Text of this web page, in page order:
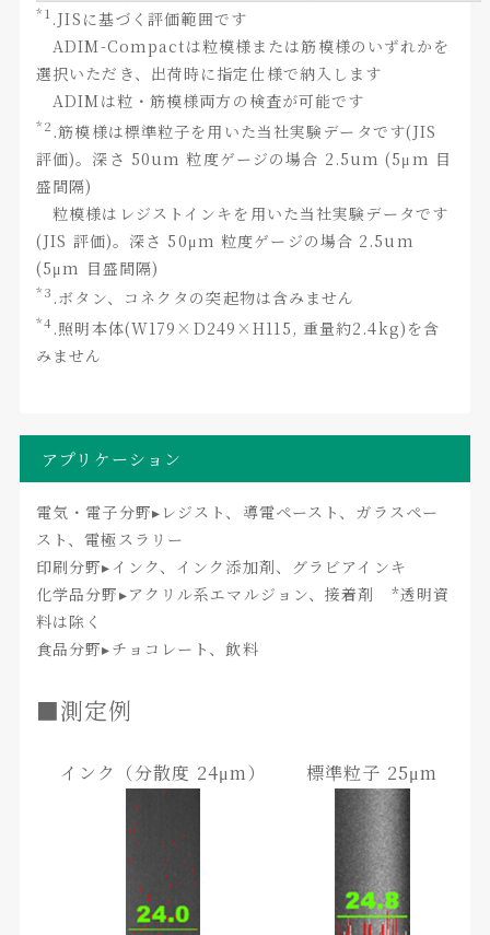
*1 .JISに基づく評価範囲です
ADIM-Compactは粒模様または筋模様のいずれかを
選択いただき、出荷時に指定仕様で納入します
ADIMは粒・筋模様両方の検査が可能です
*2 .筋模様は標準粒子を用いた当社実験データです(JIS
評価)。深さ 50um 粒度ゲージの場合 2.5um (5μm 目
盛間隔)
粒模様はレジストインキを用いた当社実験データです
(JIS 評価)。深さ 50μm 粒度ゲージの場合 2.5um
(5μm 目盛間隔)
*3 .ボタン、コネクタの突起物は含みません
*4.照明本体(W179×D249×H115, 重量約2.4kg)を含
みません
アプリケーション
電気・電子分野▸レジスト、導電ペースト、ガラスペー
スト、電極スラリー
印刷分野▸インク、インク添加剤、グラビアインキ
化学品分野▸アクリル系エマルジョン、接着剤 *透明資
料は除く
食品分野▸チョコレート、飲料
■測定例
インク（分散度 24μm） 標準粒子 25μm